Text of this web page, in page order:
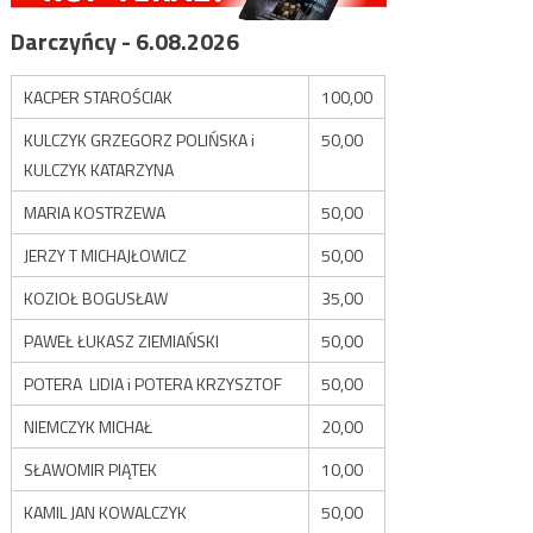
Darczyńcy - 6.08.2026
KACPER STAROŚCIAK
100,00
KULCZYK GRZEGORZ POLIŃSKA i
KULCZYK KATARZYNA
50,00
MARIA KOSTRZEWA
50,00
JERZY T MICHAJŁOWICZ
50,00
KOZIOŁ BOGUSŁAW
35,00
PAWEŁ ŁUKASZ ZIEMIAŃSKI
50,00
POTERA LIDIA i POTERA KRZYSZTOF
50,00
NIEMCZYK MICHAŁ
20,00
SŁAWOMIR PIĄTEK
10,00
KAMIL JAN KOWALCZYK
50,00